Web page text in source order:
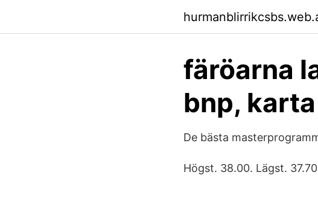
färöarna
bnp,
De bästa
Högst. 38.00. Lägst.